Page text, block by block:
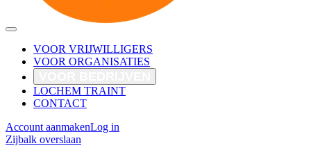
VOOR VRIJWILLIGERS
VOOR ORGANISATIES
LOCHEM TRAINT
CONTACT
Account aanmakenLog in
Zijbalk overslaan